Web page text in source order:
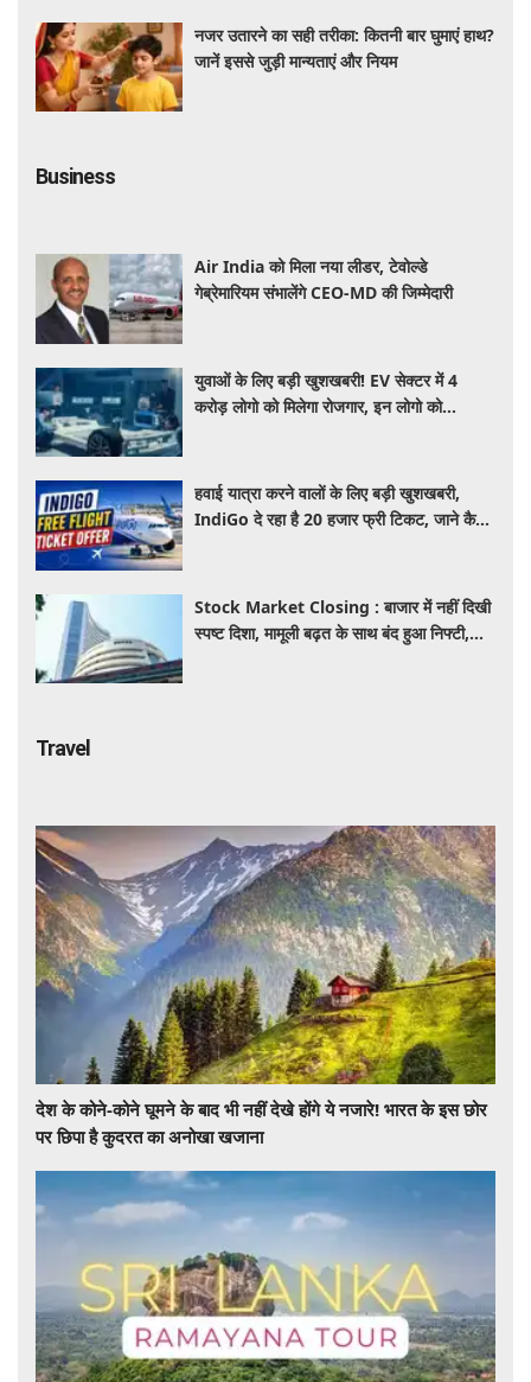
नजर उतारने का सही तरीका: कितनी बार घुमाएं हाथ?
जानें इससे जुड़ी मान्यताएं और नियम
Business
Air India को मिला नया लीडर, टेवोल्डे
गेब्रेमारियम संभालेंगे CEO-MD की जिम्मेदारी
युवाओं के लिए बड़ी खुशखबरी! EV सेक्टर में 4
करोड़ लोगो को मिलेगा रोजगार, इन लोगो को
हवाई यात्रा करने वालों के लिए बड़ी खुशखबरी,
IndiGo दे रहा है 20 हजार फ्री टिकट, जाने कैसे
Stock Market Closing : बाजार में नहीं दिखी
स्पष्ट दिशा, मामूली बढ़त के साथ बंद हुआ निफ्टी,
Travel
देश के कोने-कोने घूमने के बाद भी नहीं देखे होंगे ये नजारे! भारत के इस छोर
पर छिपा है कुदरत का अनोखा खजाना